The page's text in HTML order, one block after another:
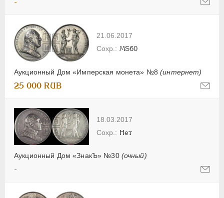
21.06.2017
Аукционный Дом «Имперская монета» №8(интернет)
MS60
25 000 RUB
18.03.2017
Аукционный Дом «ЗнакЪ» №30 (очный)
Нет
-